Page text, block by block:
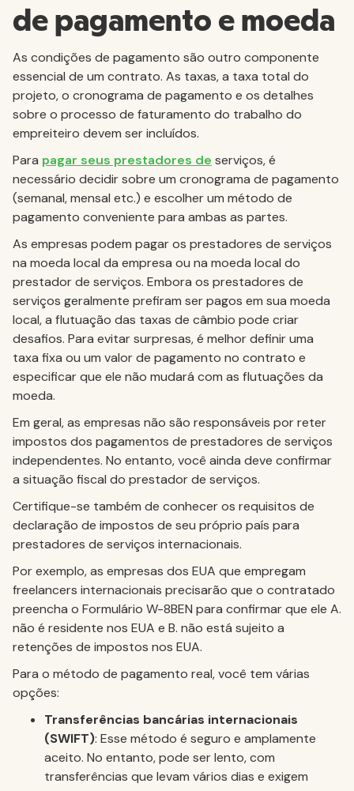
de pagamento e moeda
As condições de pagamento são outro componente
essencial de um contrato. As taxas, a taxa total do
projeto, o cronograma de pagamento e os detalhes
sobre o processo de faturamento do trabalho do
empreiteiro devem ser incluídos.
Para pagar seus prestadores de serviços, é
necessário decidir sobre um cronograma de pagamento
(semanal, mensal etc.) e escolher um método de
pagamento conveniente para ambas as partes.
As empresas podem pagar os prestadores de serviços
na moeda local da empresa ou na moeda local do
prestador de serviços. Embora os prestadores de
serviços geralmente prefiram ser pagos em sua moeda
local, a flutuação das taxas de câmbio pode criar
desafios. Para evitar surpresas, é melhor definir uma
taxa fixa ou um valor de pagamento no contrato e
especificar que ele não mudará com as flutuações da
moeda.
Em geral, as empresas não são responsáveis por reter
impostos dos pagamentos de prestadores de serviços
independentes. No entanto, você ainda deve confirmar
a situação fiscal do prestador de serviços.
Certifique-se também de conhecer os requisitos de
declaração de impostos de seu próprio país para
prestadores de serviços internacionais.
Por exemplo, as empresas dos EUA que empregam
freelancers internacionais precisarão que o contratado
preencha o Formulário W-8BEN para confirmar que ele A.
não é residente nos EUA e B. não está sujeito a
retenções de impostos nos EUA.
Para o método de pagamento real, você tem várias
opções:
Transferências bancárias internacionais
(SWIFT): Esse método é seguro e amplamente
aceito. No entanto, pode ser lento, com
transferências que levam vários dias e exigem